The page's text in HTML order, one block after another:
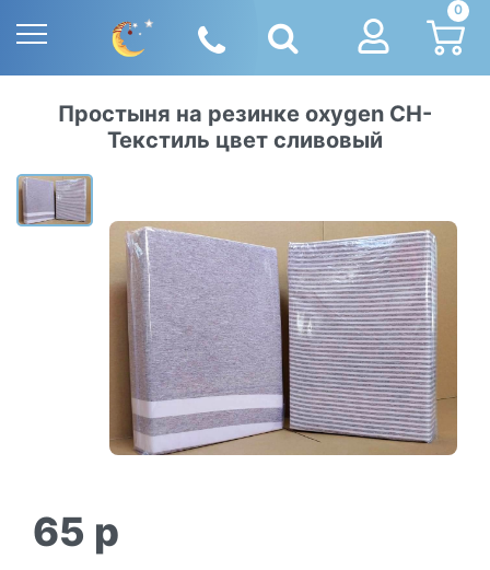
0
Простыня на резинке oxygen СН-
Текстиль цвет сливовый
65 p